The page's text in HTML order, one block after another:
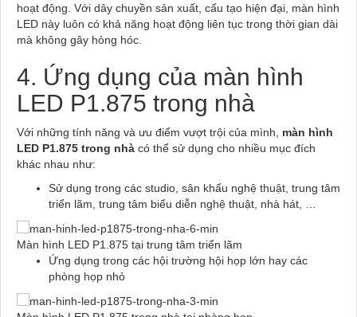
hoạt động. Với dây chuyền sản xuất, cấu tạo hiện đại, màn hình
LED này luôn có khả năng hoạt động liên tục trong thời gian dài
mà không gây hỏng hóc.
4. Ứng dụng của màn hình
LED P1.875 trong nhà
Với những tính năng và ưu điểm vượt trội của mình, màn hình
LED P1.875 trong nhà có thể sử dụng cho nhiều mục đích
khác nhau như:
Sử dụng trong các studio, sân khấu nghệ thuật, trung tâm
triển lãm, trung tâm biểu diễn nghệ thuật, nhà hát, …
Màn hình LED P1.875 tại trung tâm triển lãm
Ứng dụng trong các hội trường hội họp lớn hay các
phòng họp nhỏ